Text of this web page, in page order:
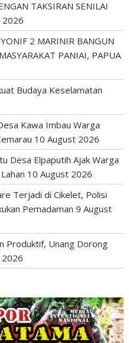
TAKSIRAN SENILAI
2026
2 MARINIR BANGUN
PANIAI, PAPUA
Budaya Keselamatan
Kawa Imbau Warga
10 August 2026
Desa Elpaputih Ajak Warga
10 August 2026
Terjadi di Cikelet, Polisi
Pemadaman 9 August
Produktif, Unang Dorong